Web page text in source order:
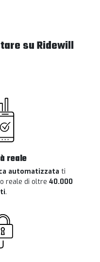
su Ridewill
reale
automatizzata ti
reale di oltre 40.000
.